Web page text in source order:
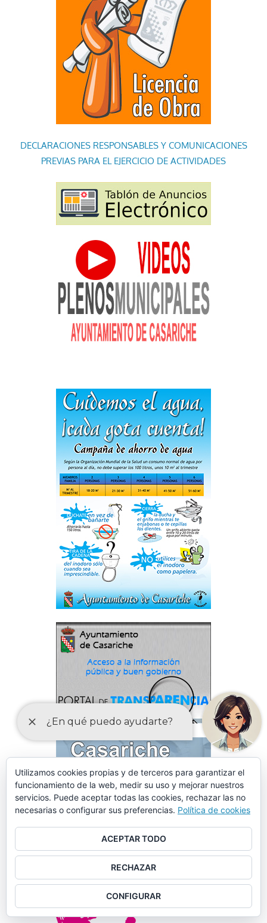
DECLARACIONES RESPONSABLES Y COMUNICACIONES
PREVIAS PARA EL EJERCICIO DE ACTIVIDADES
Utilizamos cookies propias y de terceros para garantizar el
funcionamiento de la web, medir su uso y mejorar nuestros
servicios. Puede aceptar todas las cookies, rechazar las no
necesarias o configurar sus preferencias. Política de cookies
ACEPTAR TODO
RECHAZAR
CONFIGURAR